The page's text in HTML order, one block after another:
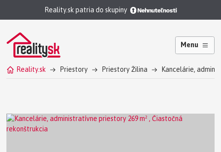
Reality.sk patria do skupiny
Menu
Reality.sk Priestory Priestory Žilina Kancelárie,